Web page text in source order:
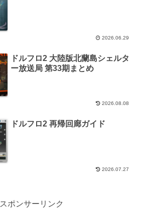
2026.06.29
ドルフロ2 大陸版北蘭島シェルタ
ー放送局 第33期まとめ
2026.08.08
ドルフロ2 再帰回廊ガイド
2026.07.27
スポンサーリンク